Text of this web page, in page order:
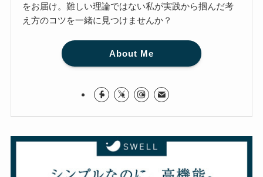
をお届け。難しい理論ではない私が実践から掴んだ考
え方のコツを一緒に見つけませんか？
About Me